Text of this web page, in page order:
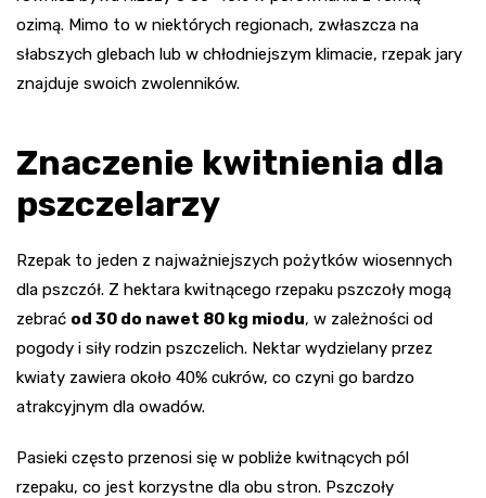
ozimą. Mimo to w niektórych regionach, zwłaszcza na
słabszych glebach lub w chłodniejszym klimacie, rzepak jary
znajduje swoich zwolenników.
Znaczenie kwitnienia dla
pszczelarzy
Rzepak to jeden z najważniejszych pożytków wiosennych
dla pszczół. Z hektara kwitnącego rzepaku pszczoły mogą
zebrać od 30 do nawet 80 kg miodu, w zależności od
pogody i siły rodzin pszczelich. Nektar wydzielany przez
kwiaty zawiera około 40% cukrów, co czyni go bardzo
atrakcyjnym dla owadów.
Pasieki często przenosi się w pobliże kwitnących pól
rzepaku, co jest korzystne dla obu stron. Pszczoły